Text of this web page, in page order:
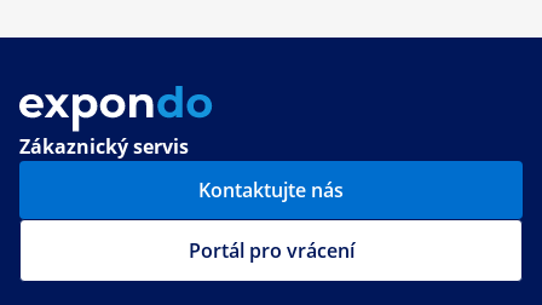
Zákaznický servis
Kontaktujte nás
Portál pro vrácení